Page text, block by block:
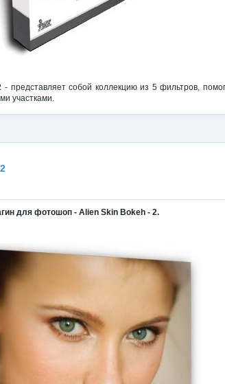
- представляет собой коллекцию из 5 фильтров,
участками.
для фотошоп - Alien Skin Bokeh - 2.